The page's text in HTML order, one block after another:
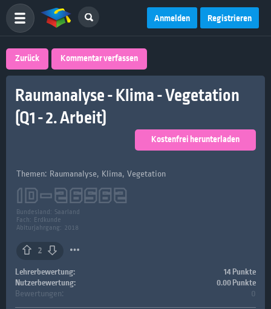
Anmelden Registrieren
Zurück Kommentar verfassen
Raumanalyse - Klima - Vegetation
(Q1 - 2. Arbeit)
Kostenfrei herunterladen
Lehrerbewertung:
14 Punkte
Nutzerbewertung:
0.00 Punkte
Bewertungen: 0
Themen: Raumanalyse, Klima, Vegetation
ID-26562
Bundesland: Saarland
Fach: Erdkunde
Abiturjahrgang: 2018
2